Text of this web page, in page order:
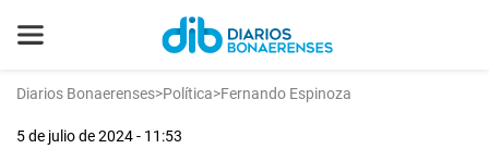
Diarios Bonaerenses>Política>Fernando Espinoza
5 de julio de 2024 - 11:53